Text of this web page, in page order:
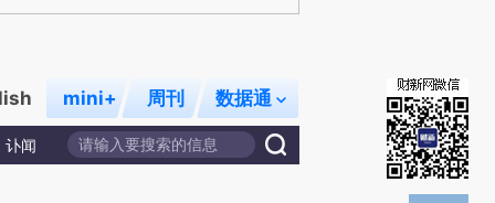
mini+ 周刊 数据通
讣闻